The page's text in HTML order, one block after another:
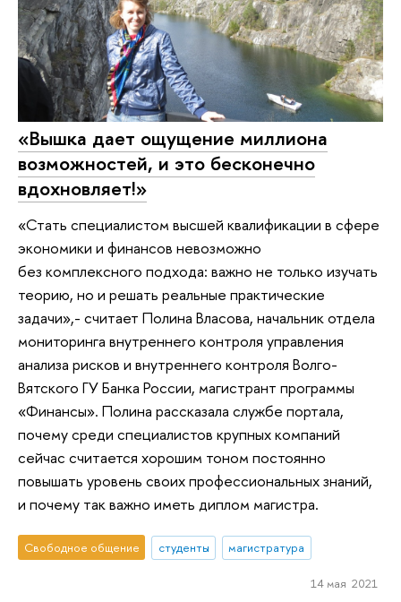
«Вышка дает ощущение миллиона
возможностей, и это бесконечно
вдохновляет!»
«Стать специалистом высшей квалификации в сфере
экономики и финансов невозможно
без комплексного подхода: важно не только изучать
теорию, но и решать реальные практические
задачи»,- считает Полина Власова, начальник отдела
мониторинга внутреннего контроля управления
анализа рисков и внутреннего контроля Волго-
Вятского ГУ Банка России, магистрант программы
«Финансы». Полина рассказала службе портала,
почему среди специалистов крупных компаний
сейчас считается хорошим тоном постоянно
повышать уровень своих профессиональных знаний,
и почему так важно иметь диплом магистра.
Свободное общение студенты магистратура
14 мая 2021